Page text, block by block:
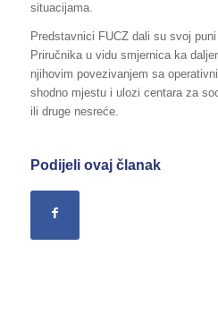
situacijama.
Predstavnici FUCZ dali su svoj
Priručnika u vidu smjernica ka
njihovim povezivanjem sa
shodno mjestu i ulozi centara za
ili druge nesreće.
Podijeli ovaj članak